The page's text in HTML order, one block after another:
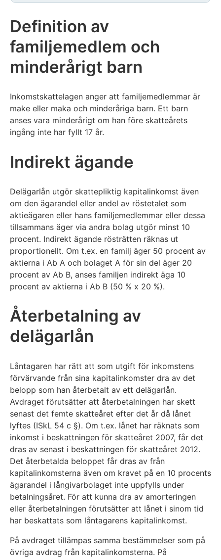
Definition av
familjemedlem och
minderårigt barn
Inkomstskattelagen anger att familjemedlemmar är
make eller maka och minderåriga barn. Ett barn
anses vara minderårigt om han före skatteårets
ingång inte har fyllt 17 år.
Indirekt ägande
Delägarlån utgör skattepliktig kapitalinkomst även
om den ägarandel eller andel av röstetalet som
aktieägaren eller hans familjemedlemmar eller dessa
tillsammans äger via andra bolag utgör minst 10
procent. Indirekt ägande rösträtten räknas ut
proportionellt. Om t.ex. en familj äger 50 procent av
aktierna i Ab A och bolaget A för sin del äger 20
procent av Ab B, anses familjen indirekt äga 10
procent av aktierna i Ab B (50 % x 20 %).
Återbetalning av
delägarlån
Låntagaren har rätt att som utgift för inkomstens
förvärvande från sina kapitalinkomster dra av det
belopp som han återbetalt av ett delägarlån.
Avdraget förutsätter att återbetalningen har skett
senast det femte skatteåret efter det år då lånet
lyftes (ISkL 54 c §). Om t.ex. lånet har räknats som
inkomst i beskattningen för skatteåret 2007, får det
dras av senast i beskattningen för skatteåret 2012.
Det återbetalda beloppet får dras av från
kapitalinkomsterna även om kravet på en 10 procents
ägarandel i långivarbolaget inte uppfylls under
betalningsåret. För att kunna dra av amorteringen
eller återbetalningen förutsätter att lånet i sinom tid
har beskattats som låntagarens kapitalinkomst.
På avdraget tillämpas samma bestämmelser som på
övriga avdrag från kapitalinkomsterna. På